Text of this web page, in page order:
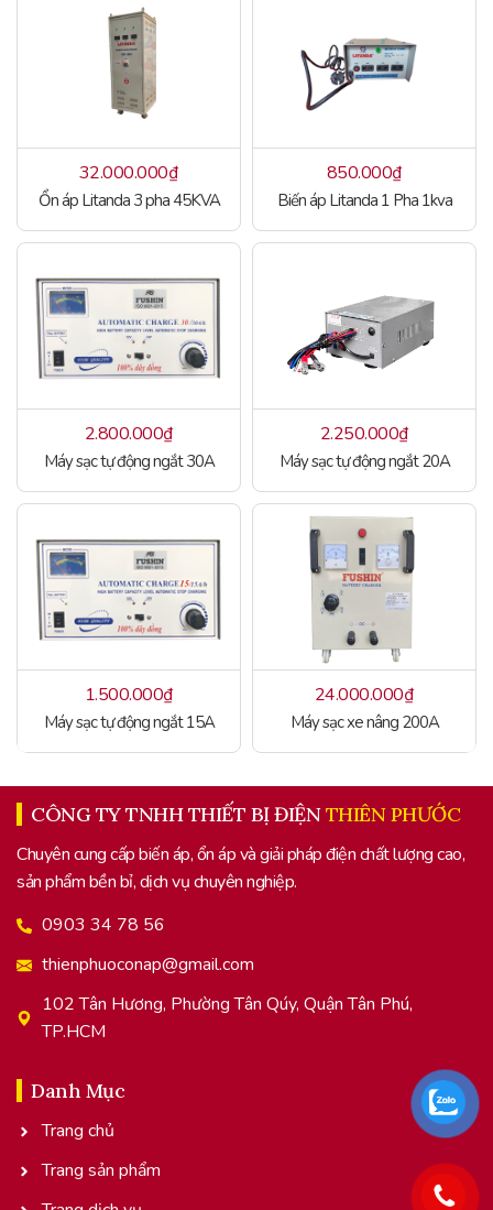
32.000.000₫
Ổn áp Litanda 3 pha 45KVA
850.000₫
Biến áp Litanda 1 Pha 1kva
2.800.000₫
Máy sạc tự động ngắt 30A
2.250.000₫
Máy sạc tự động ngắt 20A
1.500.000₫
Máy sạc tự động ngắt 15A
24.000.000₫
Máy sạc xe nâng 200A
CÔNG TY TNHH THIẾT BỊ ĐIỆNTHIÊN PHƯỚC
Chuyên cung cấp biến áp, ổn áp và giải pháp điện chất lượng cao,
sản phẩm bền bỉ, dịch vụ chuyên nghiệp.
0903 34 78 56
thienphuoconap@gmail.com
102 Tân Hương, Phường Tân Qúy, Quận Tân Phú,
TP.HCM
Danh Mục
Trang chủ
Trang sản phẩm